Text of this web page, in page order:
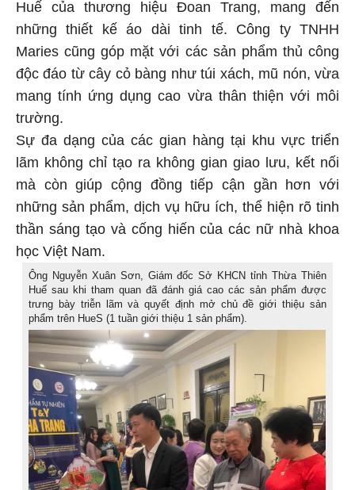
Huế của thương hiệu Đoan Trang, mang đến
những thiết kế áo dài tinh tế. Công ty TNHH
Maries cũng góp mặt với các sản phẩm thủ công
độc đáo từ cây cỏ bàng như túi xách, mũ nón, vừa
mang tính ứng dụng cao vừa thân thiện với môi
trường.
Sự đa dạng của các gian hàng tại khu vực triển
lãm không chỉ tạo ra không gian giao lưu, kết nối
mà còn giúp cộng đồng tiếp cận gần hơn với
những sản phẩm, dịch vụ hữu ích, thể hiện rõ tinh
thần sáng tạo và cống hiến của các nữ nhà khoa
học Việt Nam.
Ông Nguyễn Xuân Sơn, Giám đốc Sở KHCN tỉnh Thừa Thiên
Huế sau khi tham quan đã đánh giá cao các sản phẩm được
trưng bày triễn lãm và quyết định mở chủ đề giới thiệu sản
phẩm trên HueS (1 tuần giới thiệu 1 sản phẩm).